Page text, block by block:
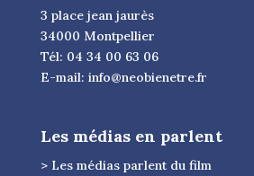
le
bonheur
pour
vous
3 place jean jaurès
34000 Montpellier
Tél: 04 34 00 63 06
E-mail: info@neobienetre.fr
Les médias en parlent
> Les médias parlent du film